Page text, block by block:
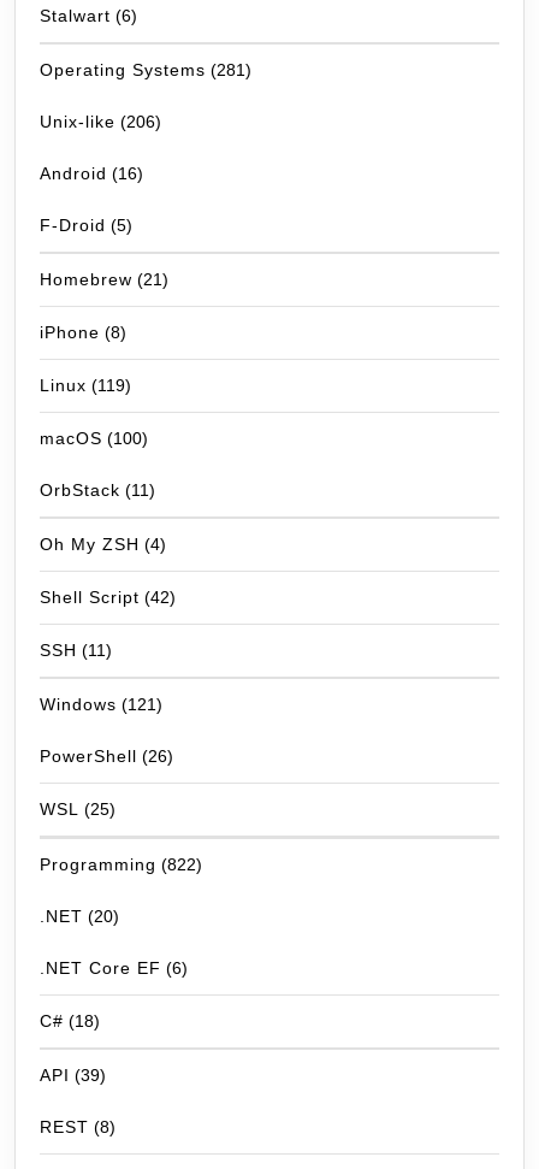
Stalwart (6)
Operating Systems (281)
Unix-like (206)
Android (16)
F-Droid (5)
Homebrew (21)
iPhone (8)
Linux (119)
macOS (100)
OrbStack (11)
Oh My ZSH (4)
Shell Script (42)
SSH (11)
Windows (121)
PowerShell (26)
WSL (25)
Programming (822)
.NET (20)
.NET Core EF (6)
C# (18)
API (39)
REST (8)